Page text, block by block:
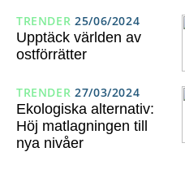
TRENDER 25/06/2024
Upptäck världen av
ostförrätter
TRENDER 27/03/2024
Ekologiska alternativ:
Höj matlagningen till
nya nivåer